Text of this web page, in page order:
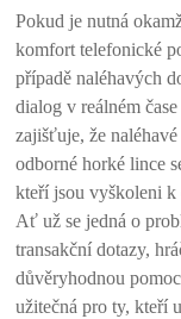
Pokud je nutná
komfort telefonické
případě naléhavých
dialog v reálném
zajišťuje, že
odborné horké lince
kteří jsou vyškoleni
Ať už se jedná o
transakční dotazy,
důvěryhodnou
užitečná pro ty, kteří